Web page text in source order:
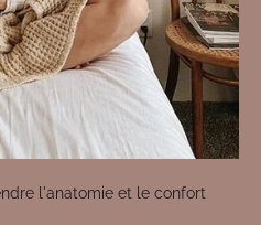
l'anatomie et le confort